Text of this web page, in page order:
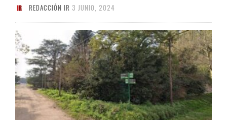
REDACCIÓN IR 3 JUNIO, 2024